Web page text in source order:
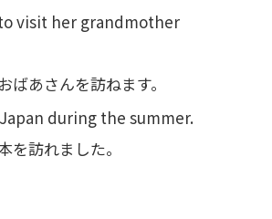
visit her grandmother
ばあさんを訪ねます。
during the summer.
を訪れました。